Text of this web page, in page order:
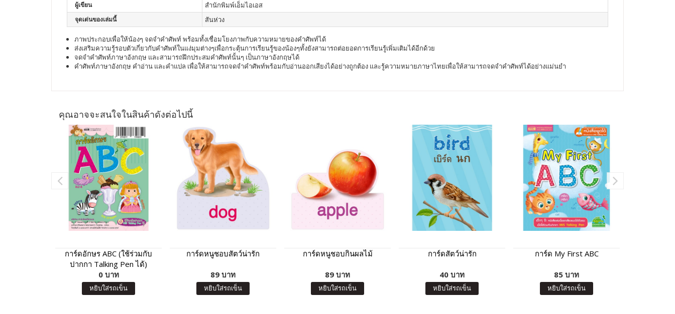
ผู้เขียน สำนักพิมพ์เอ็มไอเอส
จุดเด่นของเล่มนี้ สันห่วง
ภาพประกอบเพื่อให้น้องๆ จดจำคำศัพท์ พร้อมทั้งเชื่อมโยงภาพกับความหมายของคำศัพท์ได้
ส่งเสริมความรู้รอบตัวเกี่ยวกับคำศัพท์ในแง่มุมต่างๆเพื่อกระตุ้นการเรียนรู้ของน้องๆทั้งยังสามารถต่อยอดการเรียนรู้เพิ่มเติมได้อีกด้วย
จดจำคำศัพท์ภาษาอังกฤษ และสามารถฝึกประสมคำศัพท์นั้นๆ เป็นภาษาอังกฤษได้
คำศัพท์ภาษาอังกฤษ คำอ่าน และคำแปล เพื่อให้สามารถจดจำคำศัพท์พร้อมกับอ่านออกเสียงได้อย่างถูกต้อง และรู้ความหมายภาษาไทยเพื่อให้สามารถจดจำคำศัพท์ได้อย่างแม่นยำ
คุณอาจจะสนใจในสินค้าดังต่อไปนี้
การ์ดอักษร ABC (ใช้ร่วมกับ
ปากกา Talking Pen ได้)
0 บาท
หยิบใส่รถเข็น
การ์ดหนูชอบสัตว์น่ารัก
89 บาท
หยิบใส่รถเข็น
การ์ดหนูชอบกินผลไม้
89 บาท
หยิบใส่รถเข็น
การ์ดสัตว์น่ารัก
40 บาท
หยิบใส่รถเข็น
การ์ด My First ABC
85 บาท
หยิบใส่รถเข็น